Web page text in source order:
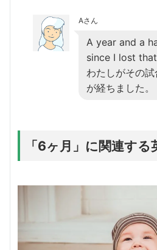
Aさん
A year and a
since I lost
わたしがその
が経ちました。
「6ヶ月」に関連する